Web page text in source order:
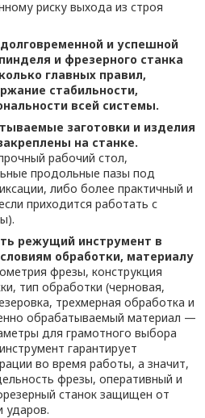
риску выхода из строя
и успешной
и фрезерного станка
главных правил,
стабильности,
всей системы.
заготовки и изделия
на станке.
рабочий стол,
продольные пазы под
либо более практичный и
приходится работать с
режущий инструмент в
обработки, материалу
фрезы, конструкция
тип обработки (черновая,
трехмерная обработка и
обрабатываемый материал —
для грамотного выбора
гарантирует
во время работы, а значит,
фрезы, оперативный и
станок защищен от
ударов.